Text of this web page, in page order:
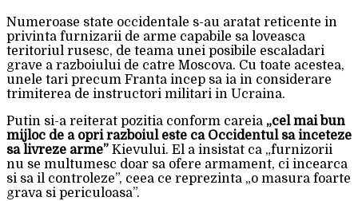
Numeroase state occidentale s-au aratat reticente in
privinta furnizarii de arme capabile sa loveasca
teritoriul rusesc, de teama unei posibile escaladari
grave a razboiului de catre Moscova. Cu toate acestea,
unele tari precum Franta incep sa ia in considerare
trimiterea de instructori militari in Ucraina.
Putin si-a reiterat pozitia conform careia „cel mai bun
mijloc de a opri razboiul este ca Occidentul sa inceteze
sa livreze arme” Kievului. El a insistat ca „furnizorii
nu se multumesc doar sa ofere armament, ci incearca
si sa il controleze”, ceea ce reprezinta „o masura foarte
grava si periculoasa”.